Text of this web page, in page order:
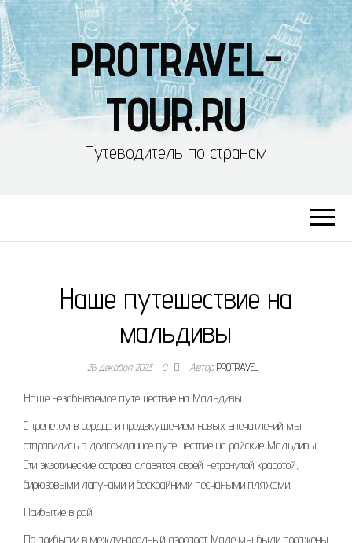
PROTRAVEL-
TOUR.RU
Путеводитель по странам
Наше путешествие на
мальдивы
26 декабря 2023 0 АвторPROTRAVEL
Наше незабываемое путешествие на Мальдивы
С трепетом в сердце и предвкушением новых впечатлений мы
отправились в долгожданное путешествие на райские Мальдивы.
Эти экзотические острова славятся своей нетронутой красотой,
бирюзовыми лагунами и бескрайними песчаными пляжами.
Прибытие в рай
По прибытии в международный аэропорт Мале мы были поражены